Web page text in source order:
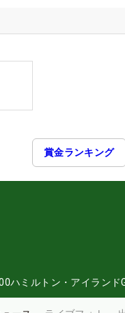
賞金ランキング
ハミルトン・アイランド